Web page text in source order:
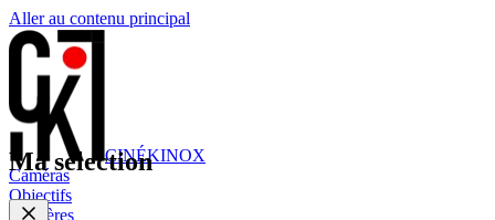
Aller au contenu principal
CINÉKINOX
Caméras
Objectifs
Lumières
Ma sélection